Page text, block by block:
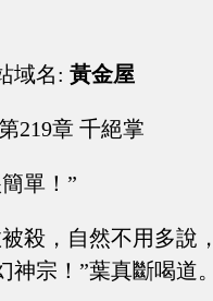
域名: 黃金屋
219章 千絕掌
單！”
殺，自然不用多說
神宗！”葉真斷喝道